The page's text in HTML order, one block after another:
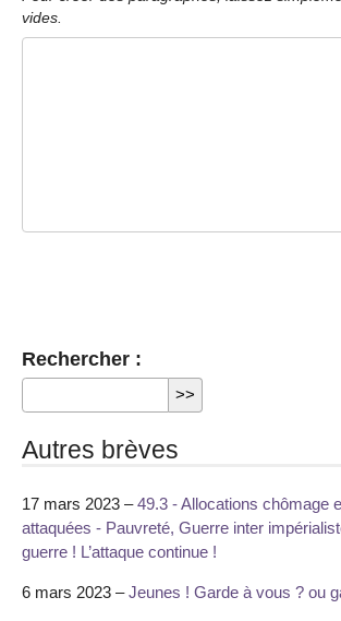
vides.
Rechercher :
Autres brèves
17 mars 2023 –49.3 - Allocations chômage
attaquées - Pauvreté, Guerre inter
guerre ! L’attaque continue !
6 mars 2023 –Jeunes ! Garde à vous ? ou